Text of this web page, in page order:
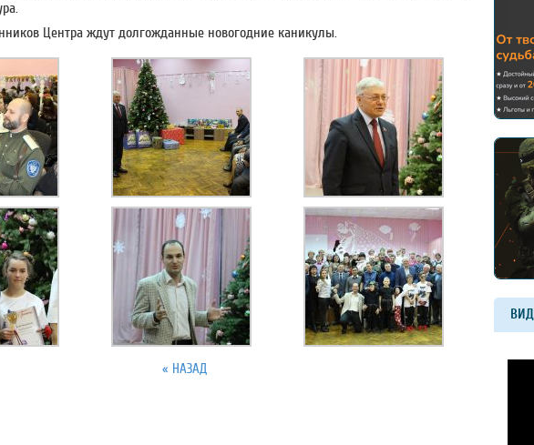
Центра ждут долгожданные новогодние каникулы.
« НАЗАД